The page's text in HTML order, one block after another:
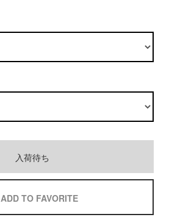
入荷待ち
ADD TO FAVORITE